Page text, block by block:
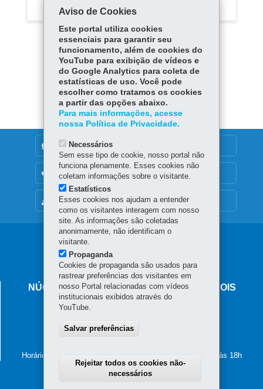
Carregar mais
MAPA DO SITE
DENUNCIE CORRUPÇÃO
OUVIDORIA
Navegação
principal
NÚCLEO REGIONAL DE EDUCAÇÃO DE DOIS
VIZINHOS
85.660-000-Dois Vizinhos
Horário de atendimento: de segunda a sexta-feira, das 8h às 18h
Aviso de Cookies
Este portal utiliza cookies
essenciais para garantir seu
funcionamento, além de cookies do
YouTube para exibição de vídeos e
do Google Analytics para coleta de
estatísticas de uso. Você pode
escolher como tratamos os cookies
a partir das opções abaixo.
Para mais informações, acesse
nossa Política de Privacidade.
Necessários
Sem esse tipo de cookie, nosso portal não
funciona plenamente. Esses cookies não
coletam informações sobre o visitante.
Estatísticos
Esses cookies nos ajudam a entender
como os visitantes interagem com nosso
site. As informações são coletadas
anonimamente, não identificam o
visitante.
Propaganda
Cookies de propaganda são usados para
rastrear preferências dos visitantes em
nosso Portal relacionadas com vídeos
institucionais exibidos através do
YouTube.
Salvar preferências
Rejeitar todos os cookies não-
necessários